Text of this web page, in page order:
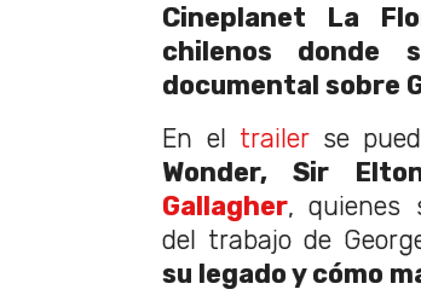
Cineplanet La
chilenos donde
documental sobre
En el trailerse
Wonder, Sir
Gallagher, quienes
del trabajo de
su legado y cómo